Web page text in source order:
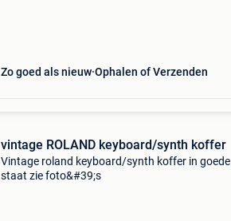
Zo goed als nieuw Ophalen of Verzenden
vintage ROLAND keyboard/synth koffer
Vintage roland keyboard/synth koffer in goede
staat zie foto&#39;s